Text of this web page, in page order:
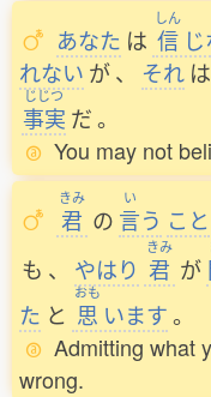
あなた は
しん
信
れない が、 それ は
じじつ
事実 だ。
You may not
きみ
君 の
い
言う こと
も 、 やはり
きみ
君 が
た と
おも
思 います。
Admitting what
wrong.